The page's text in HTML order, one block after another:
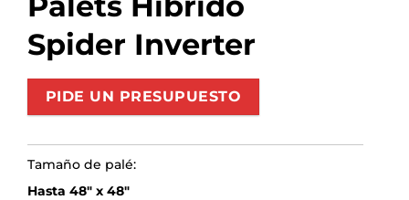
Spider Inverter
PIDE UN PRESUPUESTO
Tamaño de palé:
Hasta 48″ x 48″